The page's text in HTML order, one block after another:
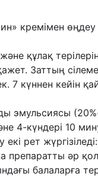
кремімен
құлақ
Заттың
7 күннен кейін
эмульсиясы
4-күндері 10
рет жүргізіледі:
препаратты əр
балаларға